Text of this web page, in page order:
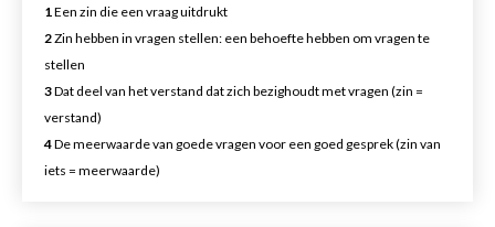
1Een zin die een vraag uitdrukt
2Zin hebben in vragen stellen: een behoefte hebben om vragen te
stellen
3Dat deel van het verstand dat zich bezighoudt met vragen (zin =
verstand)
4De meerwaarde van goede vragen voor een goed gesprek (zin van
iets = meerwaarde)